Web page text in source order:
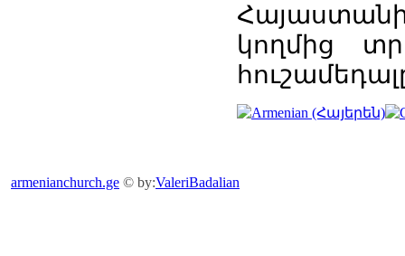
կողմից
armenianchurch.ge © by:ValeriBadalian